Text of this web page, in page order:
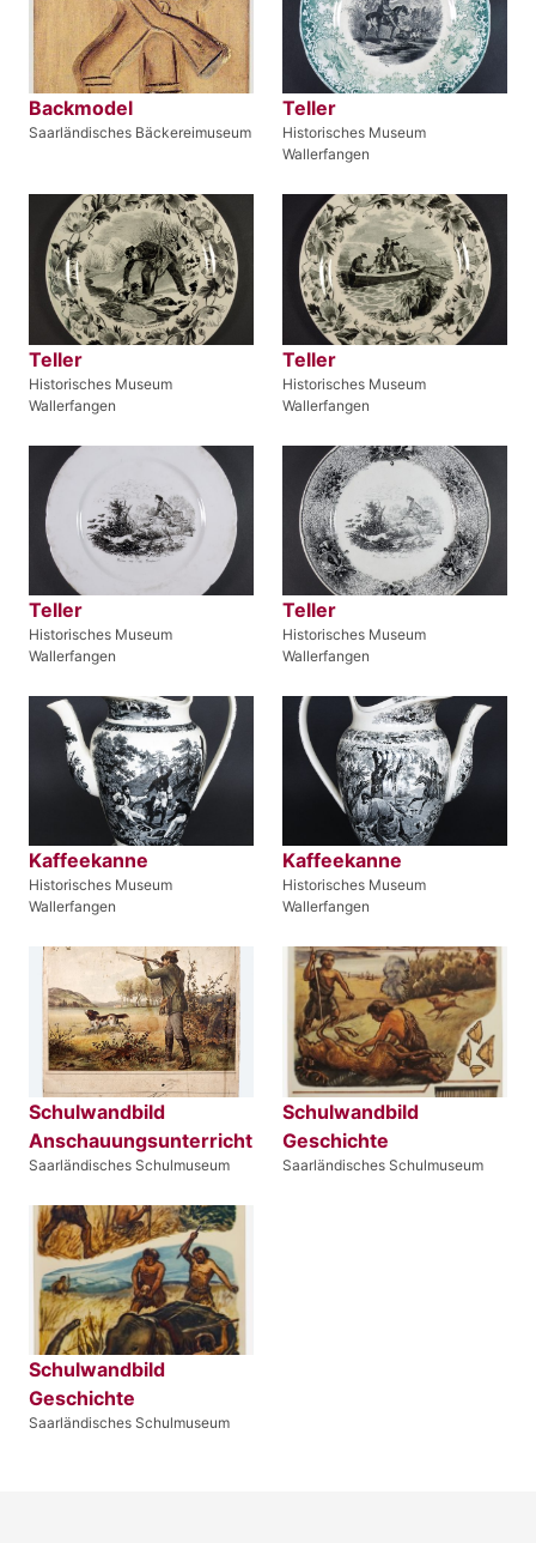
Backmodel
Saarländisches Bäckereimuseum
Teller
Historisches Museum
Wallerfangen
Teller
Historisches Museum
Wallerfangen
Teller
Historisches Museum
Wallerfangen
Teller
Historisches Museum
Wallerfangen
Teller
Historisches Museum
Wallerfangen
Kaffeekanne
Historisches Museum
Wallerfangen
Kaffeekanne
Historisches Museum
Wallerfangen
Schulwandbild
Anschauungsunterricht
Saarländisches Schulmuseum
Schulwandbild
Geschichte
Saarländisches Schulmuseum
Schulwandbild
Geschichte
Saarländisches Schulmuseum